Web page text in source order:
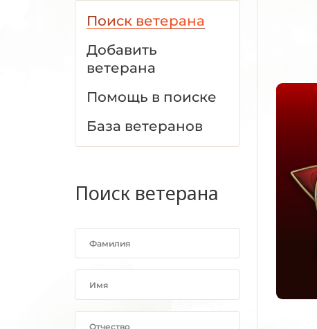
Поиск ветерана
Добавить
ветерана
Помощь в поиске
База ветеранов
Поиск ветерана